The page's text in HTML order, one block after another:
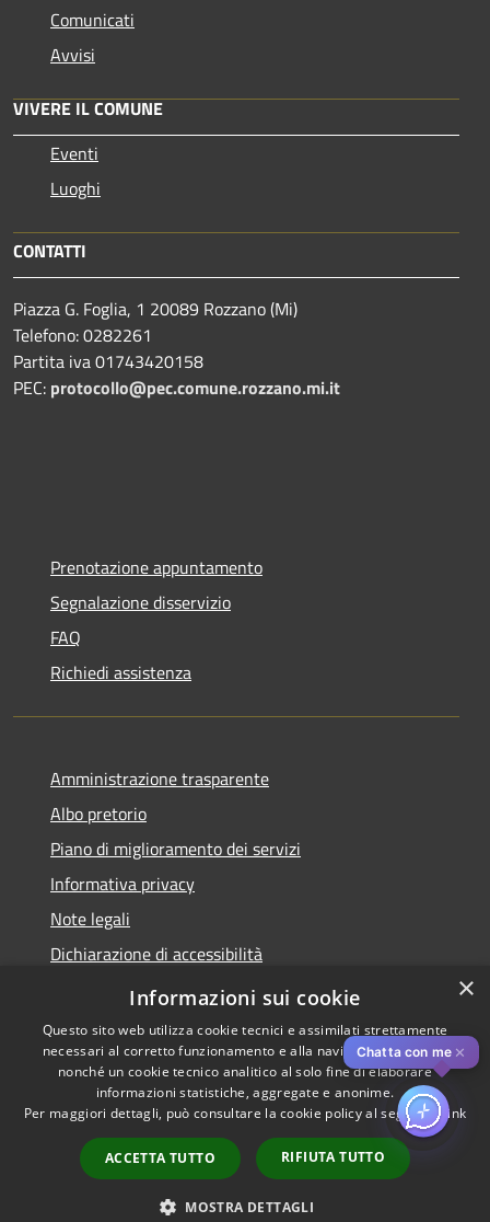
Comunicati
Avvisi
VIVERE IL COMUNE
Eventi
Luoghi
CONTATTI
Piazza G. Foglia, 1 20089 Rozzano (Mi)
Telefono: 0282261
Partita iva 01743420158
PEC: protocollo@pec.comune.rozzano.mi.it
Prenotazione appuntamento
Segnalazione disservizio
FAQ
Richiedi assistenza
Amministrazione trasparente
Albo pretorio
Piano di miglioramento dei servizi
Informativa privacy
Note legali
Dichiarazione di accessibilità
Obiettivi di accessibilità per l'anno 2025
Accessibilità
Copyright © 2026 • Comune di
Rozzano • Powered by
Municipium•
Accesso
redazione
Chatta con me ✕
×
Informazioni sui cookie
Questo sito web utilizza cookie tecnici e assimilati strettamente
necessari al corretto funzionamento e alla navigazione del sito,
nonché un cookie tecnico analitico al solo fine di elaborare
informazioni statistiche, aggregate e anonime.
Per maggiori dettagli, può consultare la cookie policy al seguente link
ACCETTA TUTTO RIFIUTA TUTTO
MOSTRA DETTAGLI